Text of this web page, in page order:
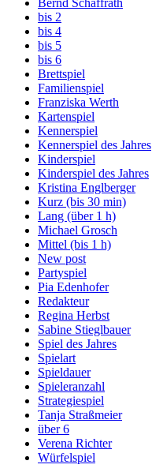
Bernd Schaffrath
bis 2
bis 4
bis 5
bis 6
Brettspiel
Familienspiel
Franziska Werth
Kartenspiel
Kennerspiel
Kennerspiel des Jahres
Kinderspiel
Kinderspiel des Jahres
Kristina Englberger
Kurz (bis 30 min)
Lang (über 1 h)
Michael Grosch
Mittel (bis 1 h)
New post
Partyspiel
Pia Edenhofer
Redakteur
Regina Herbst
Sabine Stieglbauer
Spiel des Jahres
Spielart
Spieldauer
Spieleranzahl
Strategiespiel
Tanja Straßmeier
über 6
Verena Richter
Würfelspiel